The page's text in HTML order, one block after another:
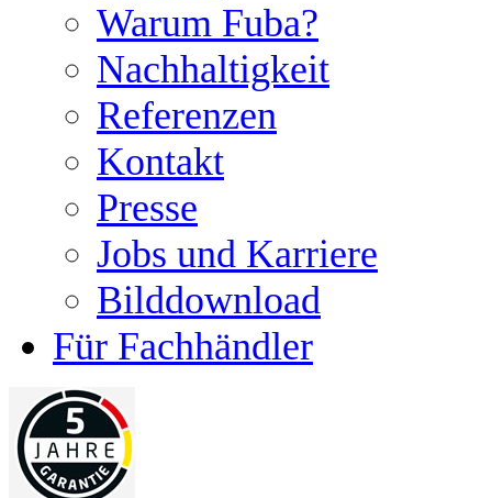
Warum Fuba?
Nachhaltigkeit
Referenzen
Kontakt
Presse
Jobs und Karriere
Bilddownload
Für Fachhändler